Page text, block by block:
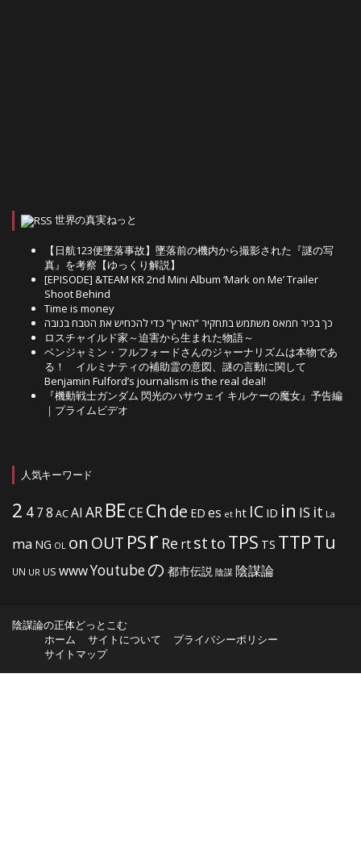
世界の真実ねっと
【日航123便墜落事故】墜落前の機内から撮影された『謎の写
真』を考察【ゆっくり解説】
[EPISODE] &TEAM KR 2nd Mini Album ‘Mark on Me’ Trailer
Shoot Behind
Time is money
כך בכיר חמאס משתמש בתחקיר “הארץ” כדי להכחיש את הטבח בנובה
ロスチャイルド家～迫害から生まれた物語～
ベンジャミン・フルフォードさんのジャーナリズムは本物であ
る！ イルミナティの補助霊の意図、謎の言動に関して
Benjamin Fulford’s journalism is the real deal!
『機動戦士ガンダム 閃光のハサウェイ キルケーの魔女』予告編
｜プライムビデオ
人気キーワード
2 478 ACAI AR BECE Chde ED es et ht IC ID in IS it La
ma NG OL on OUT PSr Re rtsttoTPS TS TTPTu
UN UR US wwwYoutubeの 都市伝説 陰謀 陰謀論
陰謀論の正体どっとこむ
ホーム
サイトについて
プライバシーポリシー
サイトマップ